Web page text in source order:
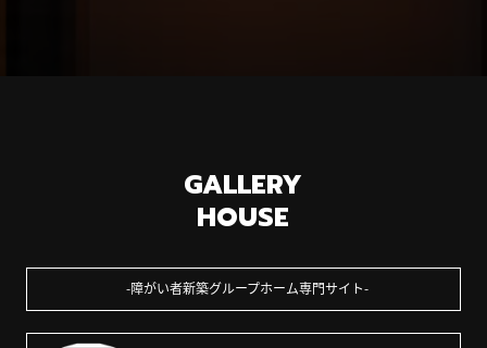
GALLERY
HOUSE
障がい者新築グループホーム専門サイト